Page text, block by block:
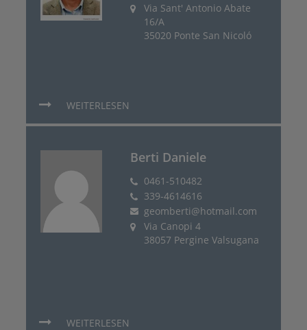
Via Sant' Antonio Abate
16/A
35020 Ponte San Nicoló
WEITERLESEN
Berti Daniele
0461-510482
339-4614616
geomberti@hotmail.com
Via Canopi 4
38057 Pergine Valsugana
WEITERLESEN